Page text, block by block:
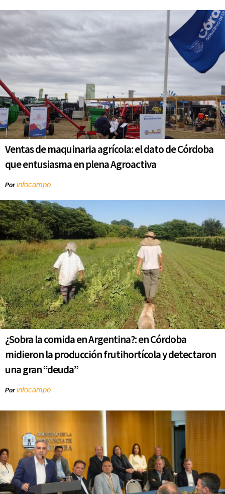
Ventas de maquinaria agrícola: el dato de Córdoba
que entusiasma en plena Agroactiva
Porinfocampo
¿Sobra la comida en Argentina?: en Córdoba
midieron la producción frutihortícola y detectaron
una gran “deuda”
Porinfocampo